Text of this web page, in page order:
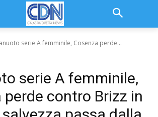
serie A femminile, Cosenza perde...
serie A femminile,
perde contro Brizz in